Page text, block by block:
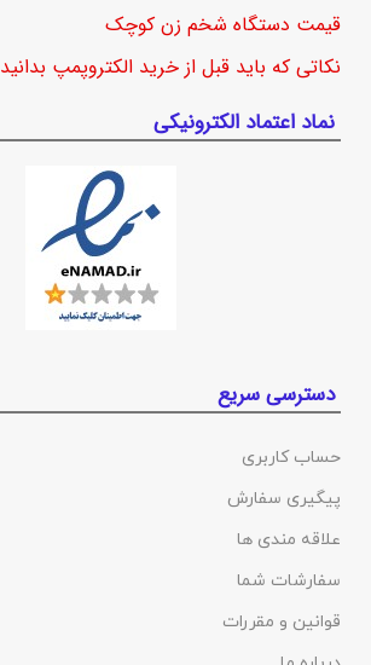
قیمت دستگاه شخم زن کوچک
نکاتی که باید قبل از خرید الکتروپمپ بدانید
نماد اعتماد الکترونیکی
دسترسی سریع
حساب کاربری
پیگیری سفارش
علاقه مندی ها
سفارشات شما
قوانین و مقررات